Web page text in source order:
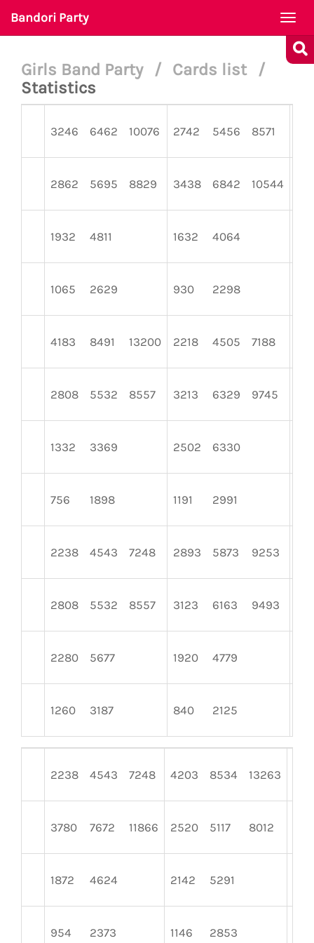
Bandori Party
Girls Band Party / Cards list
/
Statistics
3246 6462 10076 2742 5456 8571
2862 5695 8829 3438 6842 10544
1932 4811 1632 4064
1065 2629 930 2298
4183 8491 13200 2218 4505 7188
2808 5532 8557 3213 6329 9745
1332 3369 2502 6330
756 1898 1191 2991
2238 4543 7248 2893 5873 9253
2808 5532 8557 3123 6163 9493
2280 5677 1920 4779
1260 3187 840 2125
2238 4543 7248 4203 8534 13263
3780 7672 11866 2520 5117 8012
1872 4624 2142 5291
954 2373 1146 2853